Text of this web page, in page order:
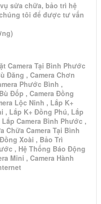
sửa chữa, bảo trì hệ
tôi để được tư vấn
Camera Tại Bình Phước
Đăng , Camera Chơn
Phước Bình ,
Đốp , Camera Đồng
Lộc Ninh , Lắp K+
, Lắp K+ Đồng Phú, Lắp
Camera Bình Phước ,
Chữa Camera Tại Bình
Xoài , Bảo Trì
, Hệ Thống Báo Động
Mini , Camera Hành